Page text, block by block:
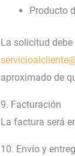
Producto
La solicitud
aproximado de
9. Facturación
La factura será
10. Envío y